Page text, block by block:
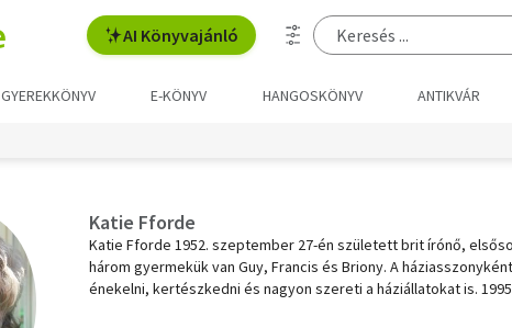
AI Könyvajánló
GYEREKKÖNYV E-KÖNYV HANGOSKÖNYV ANTIKVÁR
Katie Fforde
Katie Fforde 1952. szeptember 27-én született brit írónő,
három gyermekük van Guy, Francis és Briony. A
énekelni, kertészkedni és nagyon szereti a háziállatokat is.